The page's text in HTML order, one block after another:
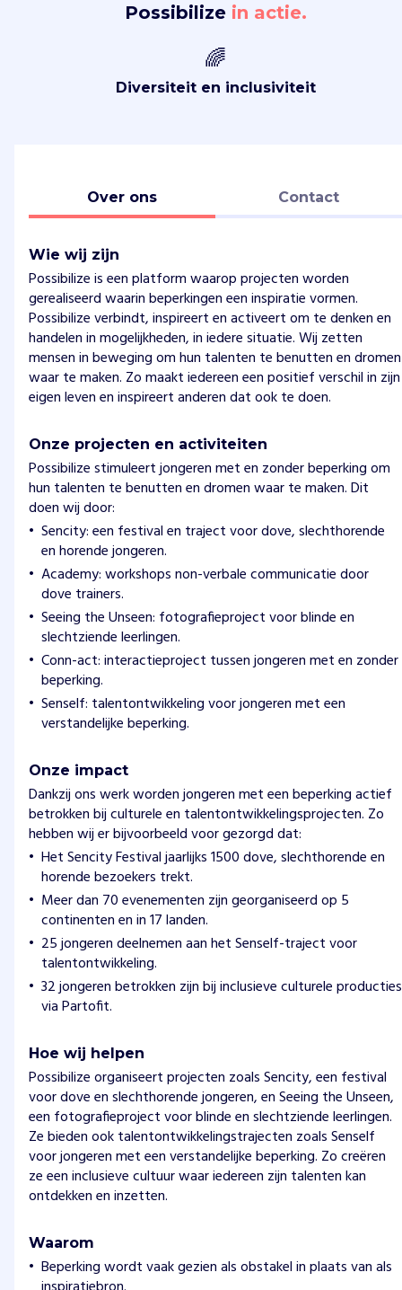
Possibilizein actie.
🌈
Diversiteit en inclusiviteit
Over ons Contact
Wie wij zijn
Possibilize is een platform waarop projecten worden
gerealiseerd waarin beperkingen een inspiratie vormen.
Possibilize verbindt, inspireert en activeert om te denken en
handelen in mogelijkheden, in iedere situatie. Wij zetten
mensen in beweging om hun talenten te benutten en dromen
waar te maken. Zo maakt iedereen een positief verschil in zijn
eigen leven en inspireert anderen dat ook te doen.
Onze projecten en activiteiten
Possibilize stimuleert jongeren met en zonder beperking om
hun talenten te benutten en dromen waar te maken. Dit
doen wij door:
Sencity: een festival en traject voor dove, slechthorende
en horende jongeren.
Academy: workshops non-verbale communicatie door
dove trainers.
Seeing the Unseen: fotografieproject voor blinde en
slechtziende leerlingen.
Conn-act: interactieproject tussen jongeren met en zonder
beperking.
Senself: talentontwikkeling voor jongeren met een
verstandelijke beperking.
Onze impact
Dankzij ons werk worden jongeren met een beperking actief
betrokken bij culturele en talentontwikkelingsprojecten. Zo
hebben wij er bijvoorbeeld voor gezorgd dat:
Het Sencity Festival jaarlijks 1500 dove, slechthorende en
horende bezoekers trekt.
Meer dan 70 evenementen zijn georganiseerd op 5
continenten en in 17 landen.
25 jongeren deelnemen aan het Senself-traject voor
talentontwikkeling.
32 jongeren betrokken zijn bij inclusieve culturele producties
via Partofit.
Hoe wij helpen
Possibilize organiseert projecten zoals Sencity, een festival
voor dove en slechthorende jongeren, en Seeing the Unseen,
een fotografieproject voor blinde en slechtziende leerlingen.
Ze bieden ook talentontwikkelingstrajecten zoals Senself
voor jongeren met een verstandelijke beperking. Zo creëren
ze een inclusieve cultuur waar iedereen zijn talenten kan
ontdekken en inzetten.
Waarom
Beperking wordt vaak gezien als obstakel in plaats van als